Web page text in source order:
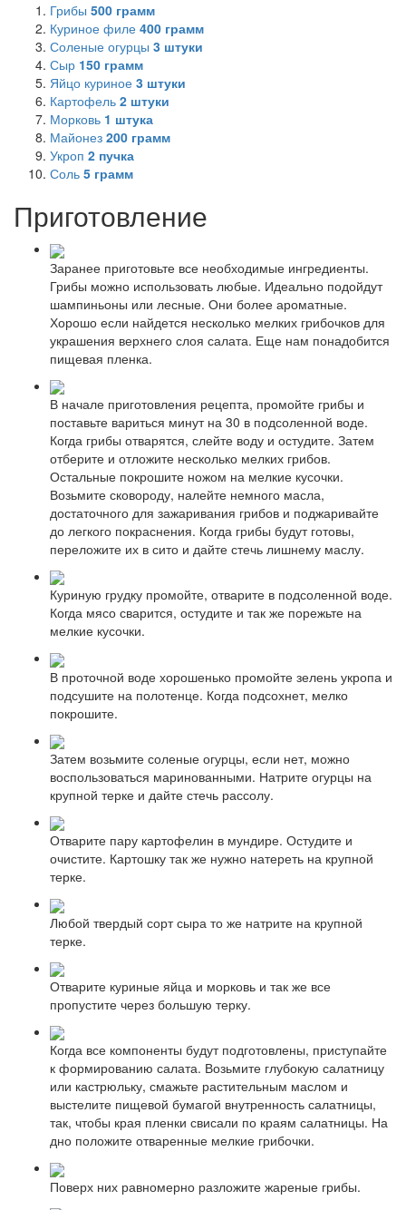
Грибы 500 грамм
Куриное филе 400 грамм
Соленые огурцы 3 штуки
Сыр 150 грамм
Яйцо куриное 3 штуки
Картофель 2 штуки
Морковь 1 штука
Майонез 200 грамм
Укроп 2 пучка
Соль 5 грамм
Приготовление
Заранее приготовьте все необходимые ингредиенты.
Грибы можно использовать любые. Идеально подойдут
шампиньоны или лесные. Они более ароматные.
Хорошо если найдется несколько мелких грибочков для
украшения верхнего слоя салата. Еще нам понадобится
пищевая пленка.
В начале приготовления рецепта, промойте грибы и
поставьте вариться минут на 30 в подсоленной воде.
Когда грибы отварятся, слейте воду и остудите. Затем
отберите и отложите несколько мелких грибов.
Остальные покрошите ножом на мелкие кусочки.
Возьмите сковороду, налейте немного масла,
достаточного для зажаривания грибов и поджаривайте
до легкого покраснения. Когда грибы будут готовы,
переложите их в сито и дайте стечь лишнему маслу.
Куриную грудку промойте, отварите в подсоленной воде.
Когда мясо сварится, остудите и так же порежьте на
мелкие кусочки.
В проточной воде хорошенько промойте зелень укропа и
подсушите на полотенце. Когда подсохнет, мелко
покрошите.
Затем возьмите соленые огурцы, если нет, можно
воспользоваться маринованными. Натрите огурцы на
крупной терке и дайте стечь рассолу.
Отварите пару картофелин в мундире. Остудите и
очистите. Картошку так же нужно натереть на крупной
терке.
Любой твердый сорт сыра то же натрите на крупной
терке.
Отварите куриные яйца и морковь и так же все
пропустите через большую терку.
Когда все компоненты будут подготовлены, приступайте
к формированию салата. Возьмите глубокую салатницу
или кастрюльку, смажьте растительным маслом и
выстелите пищевой бумагой внутренность салатницы,
так, чтобы края пленки свисали по краям салатницы. На
дно положите отваренные мелкие грибочки.
Поверх них равномерно разложите жареные грибы.